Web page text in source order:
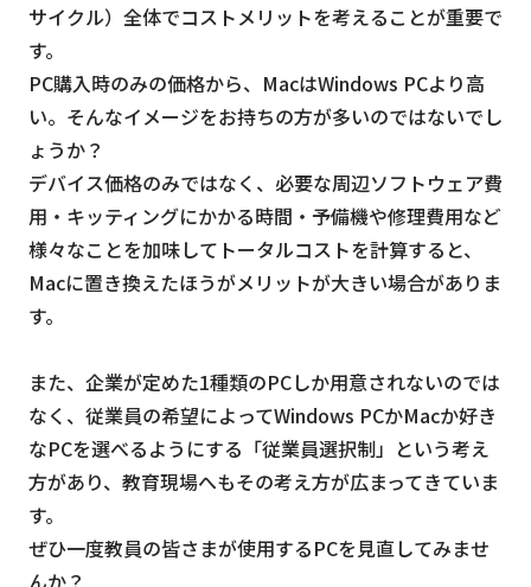
サイクル）全体でコストメリットを考えることが重要で
す。
PC購入時のみの価格から、MacはWindows PCより高
い。そんなイメージをお持ちの方が多いのではないでし
ょうか？
デバイス価格のみではなく、必要な周辺ソフトウェア費
用・キッティングにかかる時間・予備機や修理費用など
様々なことを加味してトータルコストを計算すると、
Macに置き換えたほうがメリットが大きい場合がありま
す。
また、企業が定めた1種類のPCしか用意されないのでは
なく、従業員の希望によってWindows PCかMacか好き
なPCを選べるようにする「従業員選択制」という考え
方があり、教育現場へもその考え方が広まってきていま
す。
ぜひ一度教員の皆さまが使用するPCを見直してみませ
んか？